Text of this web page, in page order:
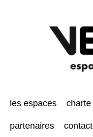
les espaces charte
partenaires contact